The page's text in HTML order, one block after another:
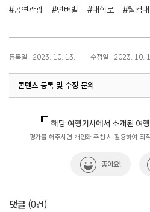
#공연관광 #넌버벌 #대학로 #웰컴
등록일 : 2023. 10. 13. 수정일 : 2023. 10.
콘텐츠 등록 및 수정 문의
해당 여행기사에서 소개된 여
평가를 해주시면 개인화 추천 시 활용하여 최
좋아요!
댓글 (0건)